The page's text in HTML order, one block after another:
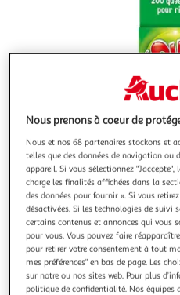
MEGABLEU
Jeu Ni Oui Ni Non Pocket
Dès 7 ans
En savoir +
Vendu par 2KINGS
Nous prenons à coeur de
Nous et nos 68 partenaires stockons et
telles que des données de navigation ou
appareil. Si vous sélectionnez
charge les finalités affichées dans la
des données pour fournir ». Si vous
désactivées. Si les technologies de suivi
certains contenus et annonces qui vous
pour vous. Vous pouvez faire
pour retirer votre consentement à tout
mes préférences" en bas de page. Les
sur notre ou nos sites web. Pour plus
politique de confidentialité. Nos équipes